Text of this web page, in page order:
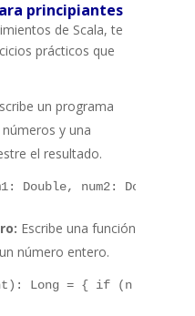
principiantes
de Scala, te
prácticos que
un programa
y una
el resultado.
Double, num2:
Escribe una función
número entero.
Long = { if (n ==